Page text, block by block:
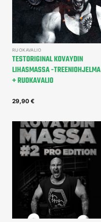
RUOKAVALIO
TESTORIGINAL KOVAYDIN
LIHASMASSA -TREENIOHJELMA
+ RUOKAVALIO
29,90 €